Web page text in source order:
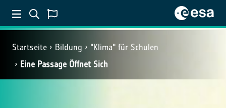
Startseite Bildung
"Klima" für Schulen
Eine Passage Öffnet Sich